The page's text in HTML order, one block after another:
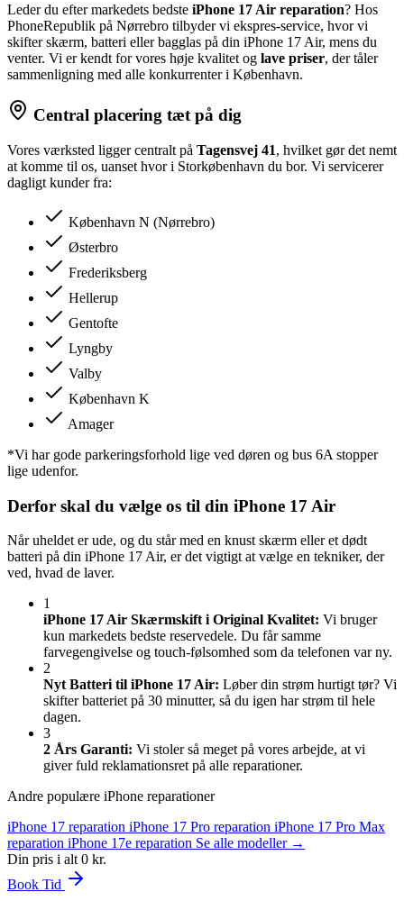
Leder du efter markedets bedste iPhone 17 Air reparation? Hos
PhoneRepublik på Nørrebro tilbyder vi ekspres-service, hvor vi
skifter skærm, batteri eller bagglas på din iPhone 17 Air, mens du
venter. Vi er kendt for vores høje kvalitet og lave priser, der tåler
sammenligning med alle konkurrenter i København.
Central placering tæt på dig
Vores værksted ligger centralt på Tagensvej 41, hvilket gør det nemt
at komme til os, uanset hvor i Storkøbenhavn du bor. Vi servicerer
dagligt kunder fra:
København N (Nørrebro)
Østerbro
Frederiksberg
Hellerup
Gentofte
Lyngby
Valby
København K
Amager
*Vi har gode parkeringsforhold lige ved døren og bus 6A stopper
lige udenfor.
Derfor skal du vælge os til din iPhone 17 Air
Når uheldet er ude, og du står med en knust skærm eller et dødt
batteri på din iPhone 17 Air, er det vigtigt at vælge en tekniker, der
ved, hvad de laver.
1
iPhone 17 Air Skærmskift i Original Kvalitet: Vi bruger
kun markedets bedste reservedele. Du får samme
farvegengivelse og touch-følsomhed som da telefonen var ny.
2
Nyt Batteri til iPhone 17 Air: Løber din strøm hurtigt tør? Vi
skifter batteriet på 30 minutter, så du igen har strøm til hele
dagen.
3
2 Års Garanti: Vi stoler så meget på vores arbejde, at vi
giver fuld reklamationsret på alle reparationer.
Andre populære iPhone reparationer
iPhone 17 reparation iPhone 17 Pro reparation iPhone 17 Pro Max
reparation iPhone 17e reparation Se alle modeller →
Din pris i alt 0 kr.
Book Tid